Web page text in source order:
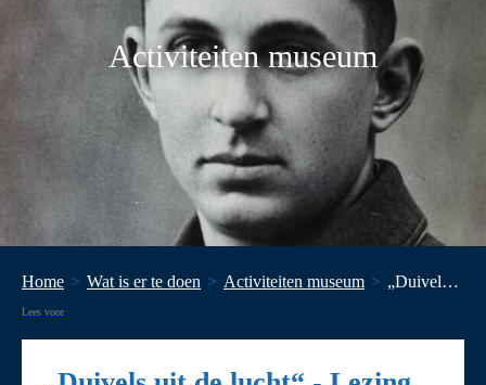
Activiteiten museum
Home Wat is er te doen Activiteiten museum „Duivels uit de lucht“ - Lezing over de Duitse parachutist Fritz tijdens WO2
Lees voor